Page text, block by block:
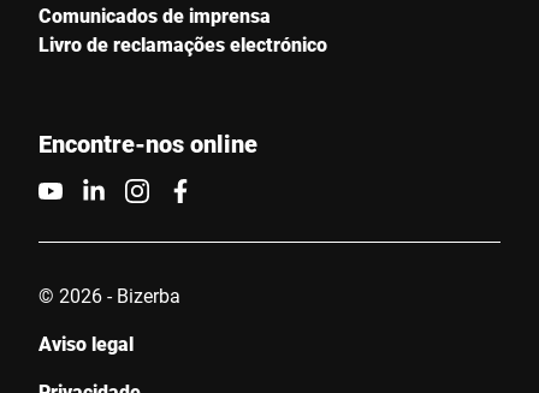
Comunicados de imprensa
Livro de reclamações electrónico
Encontre-nos online
© 2026 - Bizerba
Aviso legal